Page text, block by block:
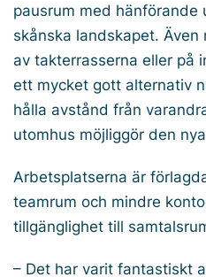
pausrum med
skånska landskapet.
av takterrasserna eller på
ett mycket gott alternativ
hålla avstånd från
utomhus möjliggör den
Arbetsplatserna är
teamrum och mindre
tillgänglighet till
– Det har varit fantastiskt